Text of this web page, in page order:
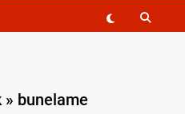
» bunelame